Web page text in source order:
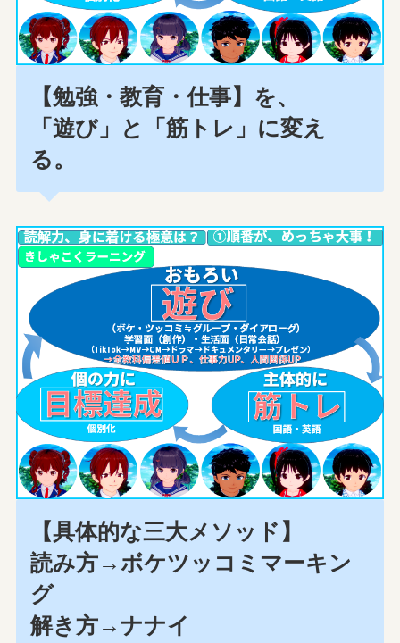
【勉強・教育・仕事】を、
「遊び」と「筋トレ」に変え
る。
【具体的な三大メソッド】
読み方→ボケツッコミマーキン
グ
解き方→ナナイ